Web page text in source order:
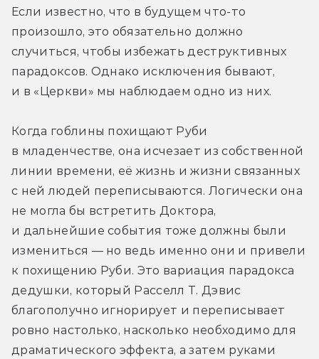
Если известно, что в будущем что-то
произошло, это обязательно должно
случиться, чтобы избежать деструктивных
парадоксов. Однако исключения бывают,
и в «Церкви» мы наблюдаем одно из них.
Когда гоблины похищают Руби
в младенчестве, она исчезает из собственной
линии времени, её жизнь и жизни связанных
с ней людей переписываются. Логически она
не могла бы встретить Доктора,
и дальнейшие события тоже должны были
измениться — но ведь именно они и привели
к похищению Руби. Это вариация парадокса
дедушки, который Расселл Т. Дэвис
благополучно игнорирует и переписывает
ровно настолько, насколько необходимо для
драматического эффекта, а затем руками